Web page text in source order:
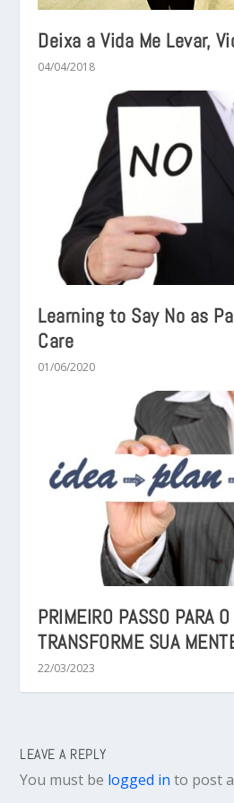
Deixa a Vida Me Levar,
04/04/2018
Learning to Say No as
Care
01/06/2020
PRIMEIRO PASSO PARA
TRANSFORME SUA
22/03/2023
LEAVE A REPLY
You must be logged in to post